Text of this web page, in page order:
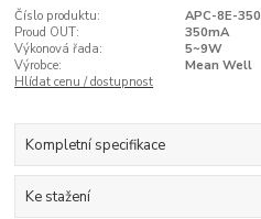
Číslo produktu:
APC-8E-350
Proud OUT:
350mA
Výkonová řada:
5~9W
Výrobce:
Mean Well
Hlídat cenu / dostupnost
Kompletní specifikace
Ke stažení